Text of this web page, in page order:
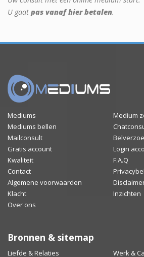
U gaat pas vanaf hier betalen.
Mediums
Medium
Mediums bellen
Mailconsult
Gratis account
Login
Kwaliteit
F.A.Q
Contact
Algemene voorwaarden
Klacht
Inzichten
Over ons
Bronnen & sitemap
Liefde & Relaties Werk &